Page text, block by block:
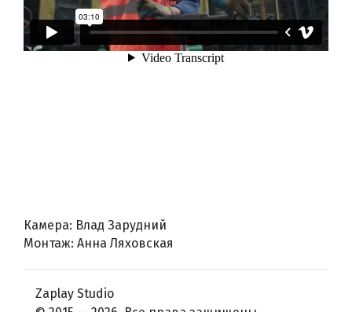
Камера: Влад Зарудний
Монтаж: Анна Ляховская
Zaplay Studio